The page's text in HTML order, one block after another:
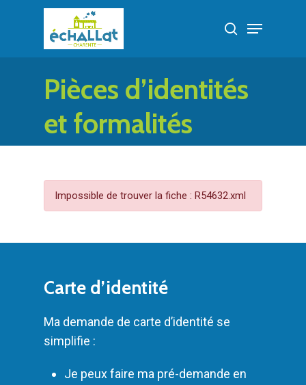
search
Menu
Pièces d’identités
et formalités
Impossible de trouver la fiche : R54632.xml
Carte d’identité
Ma demande de carte d’identité se
simplifie :
Je peux faire ma pré-demande en